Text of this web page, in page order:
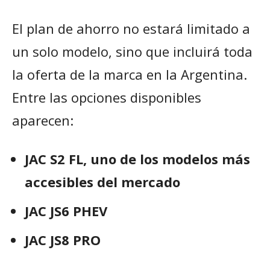
El plan de ahorro no estará limitado a
un solo modelo, sino que incluirá toda
la oferta de la marca en la Argentina.
Entre las opciones disponibles
aparecen:
JAC S2 FL, uno de los modelos más
accesibles del mercado
JAC JS6 PHEV
JAC JS8 PRO